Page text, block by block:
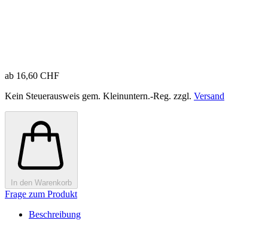
ab 16,60 CHF
Kein Steuerausweis gem. Kleinuntern.-Reg. zzgl. Versand
In den Warenkorb
Frage zum Produkt
Beschreibung